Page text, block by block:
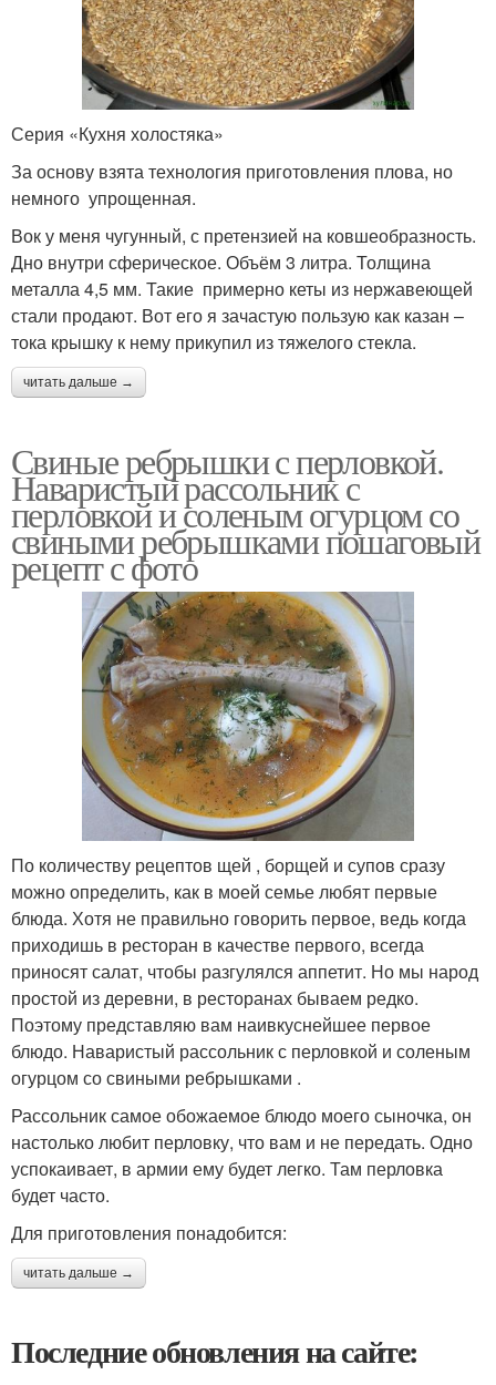
Серия «Кухня холостяка»
За основу взята технология приготовления плова, но
немного упрощенная.
Вок у меня чугунный, с претензией на ковшеобразность.
Дно внутри сферическое. Объём 3 литра. Толщина
металла 4,5 мм. Такие примерно кеты из нержавеющей
стали продают. Вот его я зачастую пользую как казан –
тока крышку к нему прикупил из тяжелого стекла.
читать дальше →
Свиные ребрышки с перловкой.
Наваристый рассольник с
перловкой и соленым огурцом со
свиными ребрышками пошаговый
рецепт с фото
По количеству рецептов щей , борщей и супов сразу
можно определить, как в моей семье любят первые
блюда. Хотя не правильно говорить первое, ведь когда
приходишь в ресторан в качестве первого, всегда
приносят салат, чтобы разгулялся аппетит. Но мы народ
простой из деревни, в ресторанах бываем редко.
Поэтому представляю вам наивкуснейшее первое
блюдо. Наваристый рассольник с перловкой и соленым
огурцом со свиными ребрышками .
Рассольник самое обожаемое блюдо моего сыночка, он
настолько любит перловку, что вам и не передать. Одно
успокаивает, в армии ему будет легко. Там перловка
будет часто.
Для приготовления понадобится:
читать дальше →
Последние обновления на сайте: